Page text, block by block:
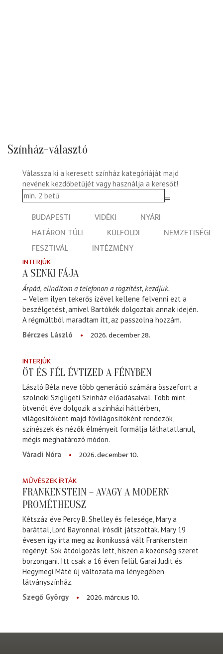
Színház-választó
Válassza ki a keresett színház kategóriáját majd
nevének kezdőbetűjét vagy használja a keresőt!
BUDAPESTI VIDÉKI
NYÁRI
HATÁRON TÚLI
KÜLFÖLDI
NEMZETISÉGI
FESZTIVÁL
INTÉZMÉNY
INTERJÚK
A SENKI FÁJA
Árpád, elindítom a telefonon a rögzítést, kezdjük.
– Velem ilyen tekerős izével kellene felvenni ezt a
beszélgetést, amivel Bartókék dolgoztak annak idején.
A régmúltból maradtam itt, az passzolna hozzám.
Bérczes László
2026. december 28.
INTERJÚK
ÖT ÉS FÉL ÉVTIZED A FÉNYBEN
László Béla neve több generáció számára összeforrt a
szolnoki Szigligeti Színház előadásaival. Több mint
ötvenöt éve dolgozik a színházi háttérben,
világosítóként majd fővilágosítóként rendezők,
színészek és nézők élményeit formálja láthatatlanul,
mégis meghatározó módon.
Váradi Nóra
2026. december 10.
MŰVÉSZEK ÍRTÁK
FRANKENSTEIN – AVAGY A MODERN
PROMÉTHEUSZ
Kétszáz éve Percy B. Shelley és felesége, Mary a
baráttal, Lord Bayronnal írósdit játszottak. Mary 19
évesen így írta meg az ikonikussá vált Frankenstein
regényt. Sok átdolgozás lett, hiszen a közönség szeret
borzongani. Itt csak a 16 éven felül. Garai Judit és
Hegymegi Máté új változata ma lényegében
látványszínház.
Szegő György
2026. március 10.